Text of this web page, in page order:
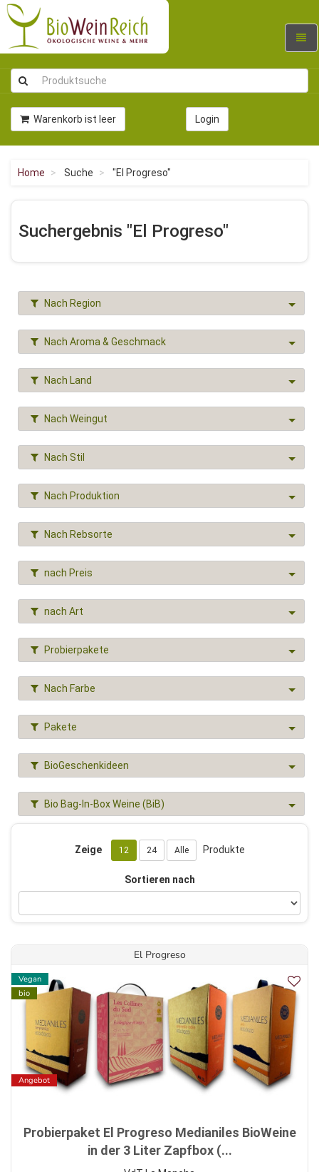
Warenkorb ist leer Login
Home Suche "El Progreso"
Suchergebnis "El Progreso"
Nach Region
Nach Aroma & Geschmack
Nach Land
Nach Weingut
Nach Stil
Nach Produktion
Nach Rebsorte
nach Preis
nach Art
Probierpakete
Nach Farbe
Pakete
BioGeschenkideen
Bio Bag-In-Box Weine (BiB)
Zeige 12 24 Alle Produkte
Sortieren nach
El Progreso
Vegan
bio
Angebot
Probierpaket El Progreso Medianiles BioWeine
in der 3 Liter Zapfbox (...